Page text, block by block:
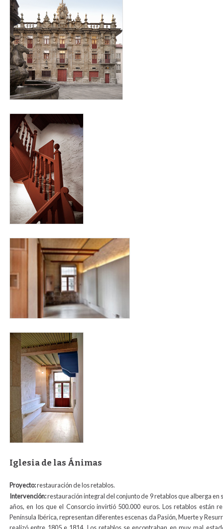
interior_cabildo_para_web3.jpg
interiro_cabildo_para_web-1.jpg
402px-casa_del_cabildo_raina_cambota_azul.jpg
Iglesia de las Ánimas
Proyecto:restauración de los retablos.
Intervención:restauración integral del conjunto de 9 retablos que alberga
años, en los que el Consorcio invirtió 500.000 euros. Los retablos están
Península Ibérica, representan diferentes escenas da Pasión, Muerte y